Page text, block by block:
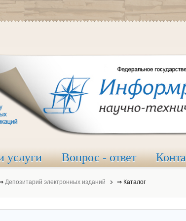
услуги Вопрос - ответ
Депозитарий электронных изданий ⇒ Каталог